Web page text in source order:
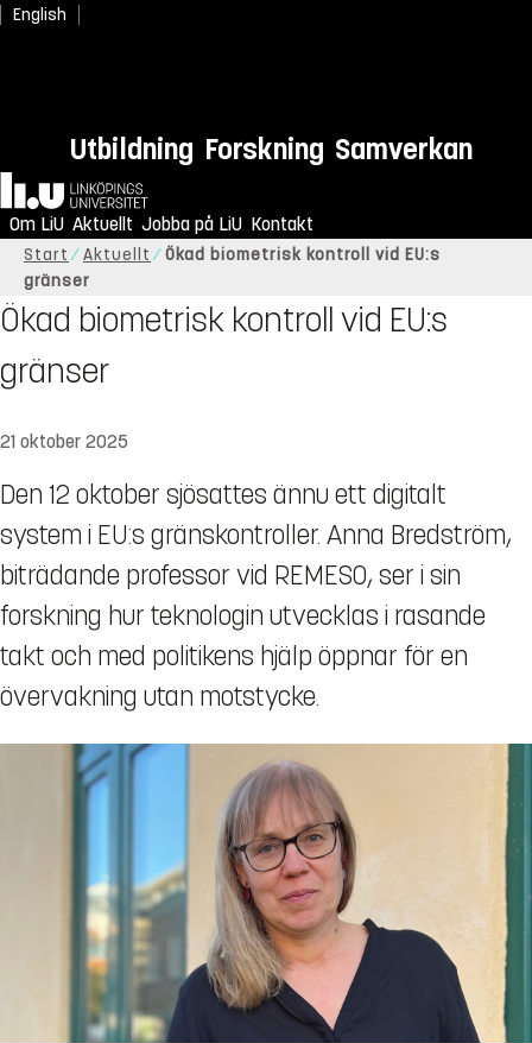
English
Utbildning Forskning Samverkan
Hem
Om LiU Aktuellt Jobba på LiU Kontakt
Start Aktuellt
Ökad biometrisk kontroll vid EU:s
gränser
Ökad biometrisk kontroll vid EU:s
gränser
21 oktober 2025
Den 12 oktober sjösattes ännu ett digitalt
system i EU:s gränskontroller. Anna Bredström,
biträdande professor vid REMESO, ser i sin
forskning hur teknologin utvecklas i rasande
takt och med politikens hjälp öppnar för en
övervakning utan motstycke.